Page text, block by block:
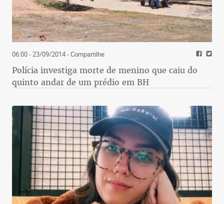
06:00 - 23/09/2014- Compartilhe
Polícia investiga morte de menino que caiu do
quinto andar de um prédio em BH